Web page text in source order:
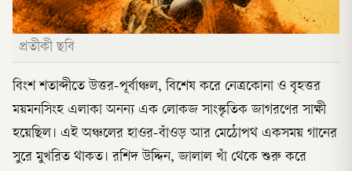
প্রতীকী ছবি
বিংশ শতাব্দীতে উত্তর-পূর্বাঞ্চল, বিশেষ করে নেত্রকোনা ও বৃহত্তর
ময়মনসিংহ এলাকা অনন্য এক লোকজ সাংস্কৃতিক জাগরণের সাক্ষী
হয়েছিল। এই অঞ্চলের হাওর-বাঁওড় আর মেঠোপথ একসময় গানের
সুরে মুখরিত থাকত। রশিদ উদ্দিন, জালাল খাঁ থেকে শুরু করে